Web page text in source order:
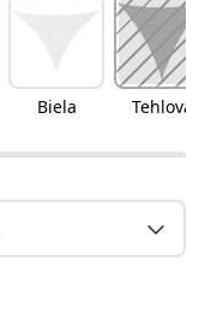
Biela Tehlová